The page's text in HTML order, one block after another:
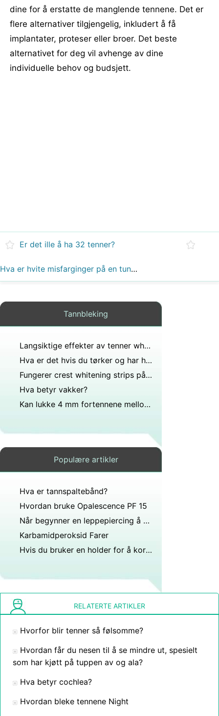
dine for å erstatte de manglende tennene. Det er
flere alternativer tilgjengelig, inkludert å få
implantater, proteser eller broer. Det beste
alternativet for deg vil avhenge av dine
individuelle behov og budsjett.
Er det ille å ha 32 tenner?
Hva er hvite misfarginger på en tunge, men ikke trost?
Tannbleking
Langsiktige effekter av tenner whiteners
Hva er det hvis du tørker og har hvite ting røde blødninger?
Fungerer crest whitening strips på barn?
Hva betyr vakker?
Kan lukke 4 mm fortennene mellomrom?
Populære artikler
Hva er tannspaltebånd?
Hvordan bruke Opalescence PF 15
Når begynner en leppepiercing å føles normal?
Karbamidperoksid Farer
Hvis du bruker en holder for å korrigere justeringen av tennene dine vil forme kjeveforandring permanent?
RELATERTE ARTIKLER
Hvorfor blir tenner så følsomme?
Hvordan får du nesen til å se mindre ut, spesielt
som har kjøtt på tuppen av og ala?
Hva betyr cochlea?
Hvordan bleke tennene Night